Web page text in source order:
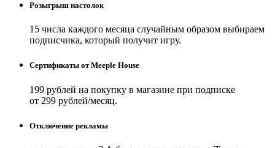
Розыгрыш настолок
15 числа каждого месяца случайным образом выбираем
подписчика, который получит игру.
Сертификаты от Meeple House
199 рублей на покупку в магазине при подписке
от 299 рублей/месяц.
Отключение рекламы